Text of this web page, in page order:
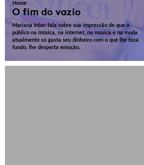
Home
O fim do vazio
Mariana Inbar fala sobre sua impressão de que o
público na música, na internet, na música e na moda
atualmente só gasta seu dinheiro com o que lhe toca
fundo, lhe desperta emoção.